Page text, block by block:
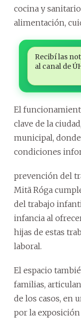
cocina y
alimentación,
Recibí las
al canal de
El
clave de la
municipal,
condiciones
prevención del
Mitã Róga
del trabajo
infancia al
hijas de estas
laboral.
El espacio
familias,
de los casos, en
por la